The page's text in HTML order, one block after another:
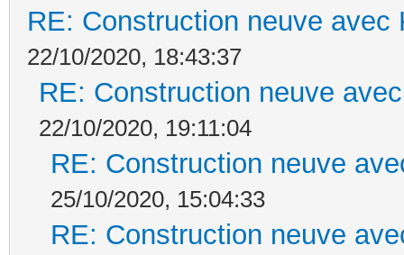
RE: Construction neuve avec
22/10/2020, 18:43:37
RE: Construction neuve
22/10/2020, 19:11:04
RE: Construction neuve
25/10/2020, 15:04:33
RE: Construction neuve